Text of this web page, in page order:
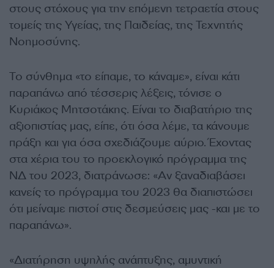
στους στόχους για την επόμενη τετραετία στους
τομείς της Υγείας, της Παιδείας, της Τεχνητής
Νοημοσύνης.
Το σύνθημα «το είπαμε, το κάναμε», είναι κάτι
παραπάνω από τέσσερις λέξεις, τόνισε ο
Κυριάκος Μητσοτάκης. Είναι το διαβατήριο της
αξιοπιστίας μας, είπε, ότι όσα λέμε, τα κάνουμε
πράξη και για όσα σχεδιάζουμε αύριο. Έχοντας
στα χέρια του το προεκλογικό πρόγραμμα της
ΝΔ του 2023, διατράνωσε: «Αν ξαναδιαβάσει
κανείς το πρόγραμμα του 2023 θα διαπιστώσει
ότι μείναμε πιστοί στις δεσμεύσεις μας -και με το
παραπάνω».
«Διατήρηση υψηλής ανάπτυξης, αμυντική